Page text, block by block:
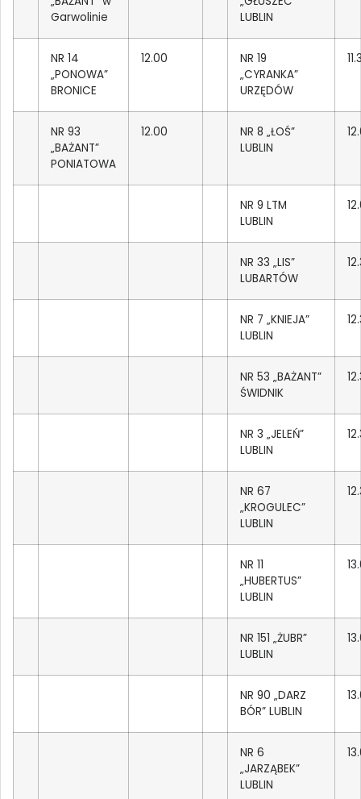
Garwolinie
LUBLIN
NR 14
„PONOWA”
BRONICE
12.00
NR 19
„CYRANKA”
URZĘDÓW
NR 93
„BAŻANT”
PONIATOWA
12.00
NR 8 „ŁOŚ”
LUBLIN
NR 9 LTM
LUBLIN
NR 33 „LIS”
LUBARTÓW
NR 7 „KNIEJA”
LUBLIN
NR 53 „BAŻANT”
ŚWIDNIK
NR 3 „JELEŃ”
LUBLIN
NR 67
„KROGULEC”
LUBLIN
NR 11
„HUBERTUS”
LUBLIN
NR 151 „ŻUBR”
LUBLIN
NR 90 „DARZ
BÓR” LUBLIN
NR 6
„JARZĄBEK”
LUBLIN